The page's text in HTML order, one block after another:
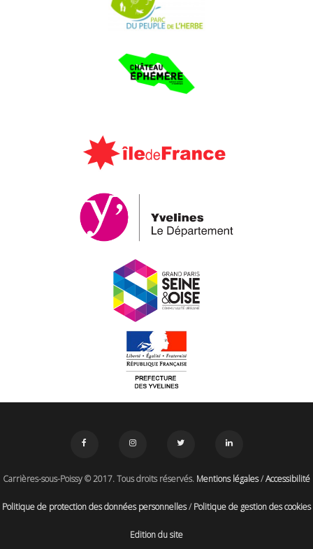
Carrières-sous-Poissy © 2017. Tous droits réservés. Mentions légales/Accessibilité
Politique de protection des données personnelles/Politique de gestion des cookies
Edition du site